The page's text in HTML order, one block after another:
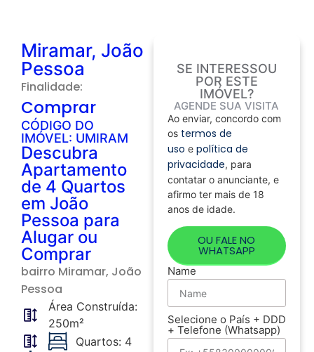
Miramar, João
Pessoa
Finalidade:
Comprar
CÓDIGO DO
IMÓVEL: UMIRAM
Descubra
Apartamento
de 4 Quartos
em João
Pessoa para
Alugar ou
Comprar
bairro Miramar, João
Pessoa
Área Construída:
250m²
Quartos: 4
SE INTERESSOU
POR ESTE
IMÓVEL?
AGENDE SUA VISITA
Ao enviar, concordo com
os termos de
uso e política de
privacidade, para
contatar o anunciante, e
afirmo ter mais de 18
anos de idade.
OU FALE NO
WHATSAPP
Name
Selecione o País + DDD
+ Telefone (Whatsapp)